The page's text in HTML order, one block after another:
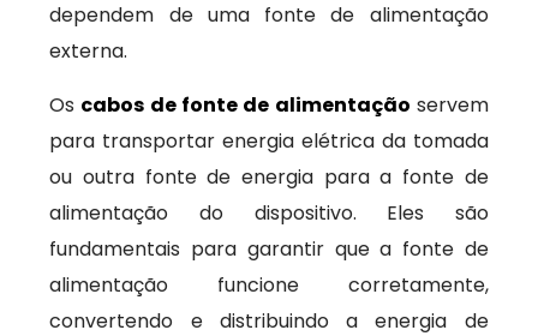
dependem de uma fonte de alimentação
externa.
Os cabos de fonte de alimentação servem
para transportar energia elétrica da tomada
ou outra fonte de energia para a fonte de
alimentação do dispositivo. Eles são
fundamentais para garantir que a fonte de
alimentação funcione corretamente,
convertendo e distribuindo a energia de